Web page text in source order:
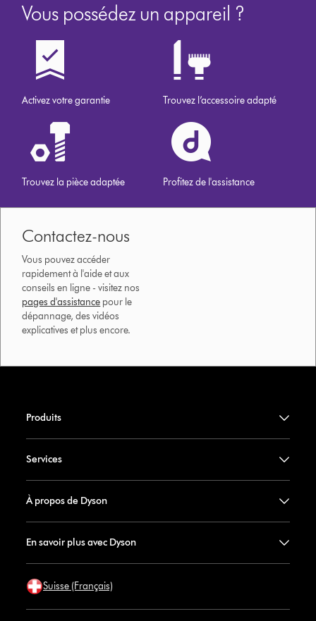
Vous possédez un appareil ?
Activez votre garantie Trouvez l’accessoire adapté
Trouvez la pièce adaptée Profitez de l'assistance
Contactez-nous
Vous pouvez accéder
rapidement à l'aide et aux
conseils en ligne - visitez nos
pages d'assistance pour le
dépannage, des vidéos
explicatives et plus encore.
Produits
Services
À propos de Dyson
En savoir plus avec Dyson
Suisse (Français)